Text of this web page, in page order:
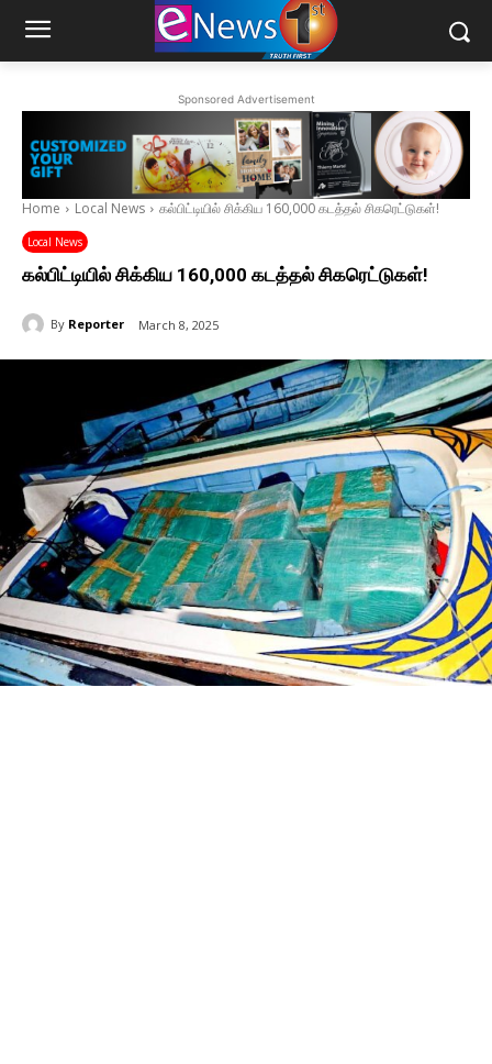
Sponsored Advertisement
Home Local News கல்பிட்டியில் சிக்கிய 160,000 கடத்தல் சிகரெட்டுகள்!
Local News
கல்பிட்டியில் சிக்கிய 160,000 கடத்தல் சிகரெட்டுகள்!
By Reporter March 8, 2025